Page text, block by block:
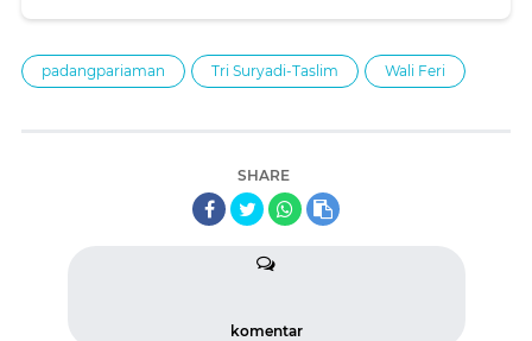
padangpariaman Tri Suryadi-Taslim Wali Feri
SHARE
komentar